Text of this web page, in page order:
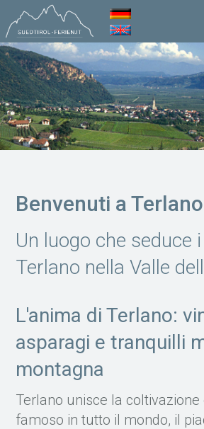
Benvenuti a Terlano
Un luogo che seduce
Terlano nella Valle
L'anima di Terlano:
asparagi e tranquilli
montagna
Terlano unisce la coltivazione
famoso in tutto il mondo, il